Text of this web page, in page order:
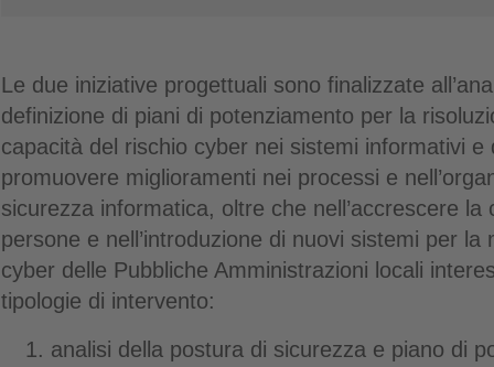
Le due iniziative progettuali sono finalizzate
definizione di piani di potenziamento per la
capacità del rischio cyber nei sistemi informativi e
promuovere miglioramenti nei processi e
sicurezza informatica, oltre che nell’accrescere la
persone e nell’introduzione di nuovi sistemi per la
cyber delle Pubbliche Amministrazioni locali
tipologie di intervento:
analisi della postura di sicurezza e piano di